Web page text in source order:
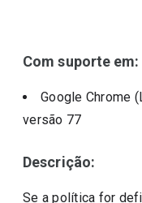
Com suporte em:
Google Chrome
versão 77
Descrição:
Se a política for